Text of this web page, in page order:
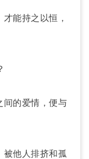
能持之以恒，
间的爱情，便与
被他人排挤和孤